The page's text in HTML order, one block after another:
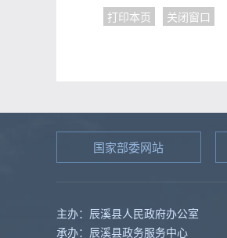
打印本页 关闭窗口
国家部委网站
主办：辰溪县人民政府办公室
承办：辰溪县政务服务中心